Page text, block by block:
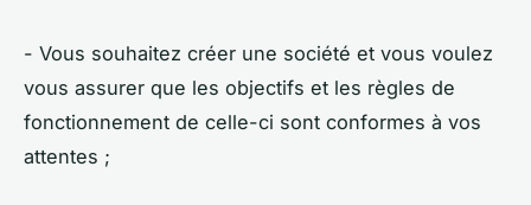
- Vous souhaitez créer une société et vous voulez
vous assurer que les objectifs et les règles de
fonctionnement de celle-ci sont conformes à vos
attentes ;